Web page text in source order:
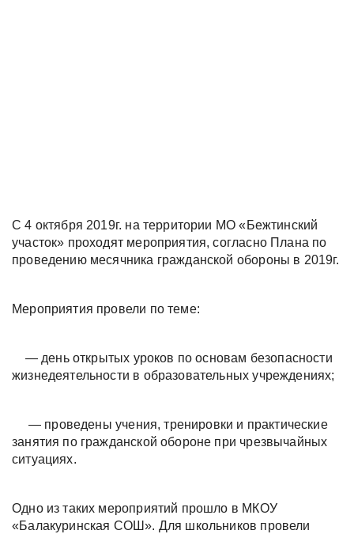
С 4 октября 2019г. на территории МО «Бежтинский
участок» проходят мероприятия, согласно Плана по
проведению месячника гражданской обороны в 2019г.
Мероприятия провели по теме:
— день открытых уроков по основам безопасности
жизнедеятельности в образовательных учреждениях;
— проведены учения, тренировки и практические
занятия по гражданской обороне при чрезвычайных
ситуациях.
Одно из таких мероприятий прошло в МКОУ
«Балакуринская СОШ». Для школьников провели